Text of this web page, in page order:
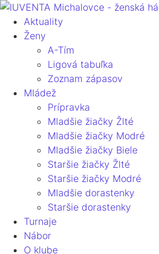
Aktuality
Ženy
A-Tím
Ligová tabuľka
Zoznam zápasov
Mládež
Prípravka
Mladšie žiačky Žlté
Mladšie žiačky Modré
Mladšie žiačky Biele
Staršie žiačky Žlté
Staršie žiačky Modré
Mladšie dorastenky
Staršie dorastenky
Turnaje
Nábor
O klube